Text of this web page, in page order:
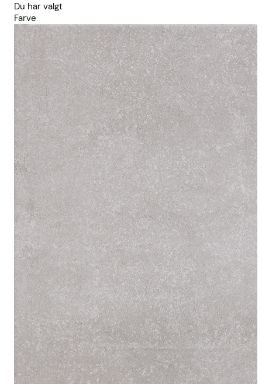
Du har valgt
Farve